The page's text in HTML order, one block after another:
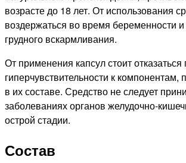
возрасте до 18 лет. От использования
воздержаться во время беременности
грудного вскармливания.
От применения капсул стоит отказаться
гиперчувствительности к
в их составе. Средство не следует
заболеваниях органов желудочно-
острой стадии.
Состав